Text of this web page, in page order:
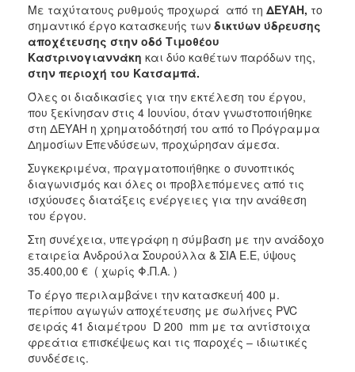
2012
2011
2010
2006
ΤΟΠΟΣ
ΑΝΘΕΚΤΙΚΗ
ΠΟΛΗ
Με ταχύτατους ρυθμούς προχωρά από τη ΔΕΥΑΗ, το
σημαντικό έργο κατασκευής των δικτύων ύδρευσης
αποχέτευσης στην οδό Τιμοθέου
Καστρινογιαννάκη και δύο καθέτων παρόδων της,
στην περιοχή του Κατσαμπά.
Όλες οι διαδικασίες για την εκτέλεση του έργου,
που ξεκίνησαν στις 4 Ιουνίου, όταν γνωστοποιήθηκε
στη ΔΕΥΑΗ η χρηματοδότησή του από το Πρόγραμμα
Δημοσίων Επενδύσεων, προχώρησαν άμεσα.
Συγκεκριμένα, πραγματοποιήθηκε ο συνοπτικός
διαγωνισμός και όλες οι προβλεπόμενες από τις
ισχύουσες διατάξεις ενέργειες για την ανάθεση
του έργου.
Στη συνέχεια, υπεγράφη η σύμβαση με την ανάδοχο
εταιρεία Ανδρούλα Σουρούλλα & ΣΙΑ Ε.Ε, ύψους
35.400,00 € ( χωρίς Φ.Π.Α. )
Το έργο περιλαμβάνει την κατασκευή 400 μ.
περίπου αγωγών αποχέτευσης με σωλήνες PVC
σειράς 41 διαμέτρου D 200 mm με τα αντίστοιχα
φρεάτια επισκέψεως και τις παροχές – ιδιωτικές
συνδέσεις.